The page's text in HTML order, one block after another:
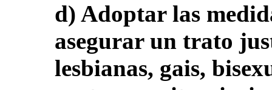
d) Adoptar las
asegurar un trato
lesbianas, gais,